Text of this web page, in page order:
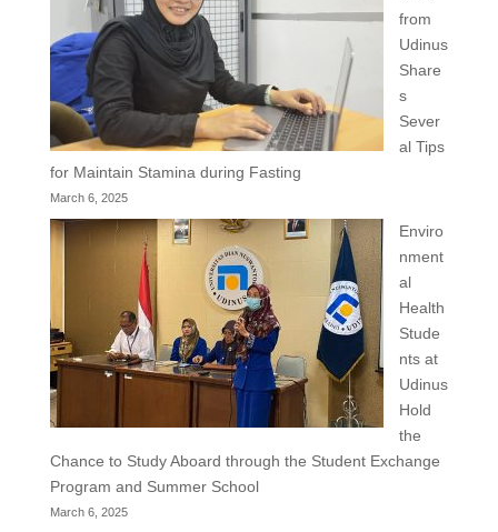
from
Udinus
Share
s
Sever
al Tips
for Maintain Stamina during Fasting
March 6, 2025
Enviro
nment
al
Health
Stude
nts at
Udinus
Hold
the
Chance to Study Aboard through the Student Exchange
Program and Summer School
March 6, 2025